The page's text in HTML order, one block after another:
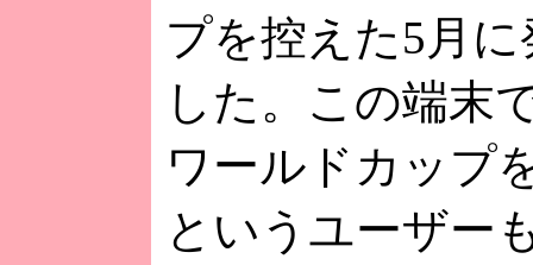
プを控えた5月
した。この端末
ワールドカップ
というユーザー